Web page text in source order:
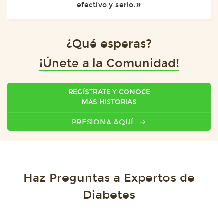
efectivo y serio.
¿Qué esperas?
¡Únete a la Comunidad!
REGÍSTRATE Y CONOCE
MÁS HISTORIAS
PRESIONA AQUÍ
Haz Preguntas a Expertos de
Diabetes